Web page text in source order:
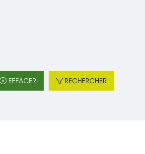
EFFACER RECHERCHER